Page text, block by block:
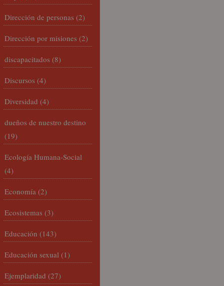
Dirección de personas (2)
Dirección por misiones (2)
discapacitados (8)
Discursos (4)
Diversidad (4)
dueños de nuestro destino
(19)
Ecología Humana-Social
(4)
Economía (2)
Ecosistemas (3)
Educación (143)
Educación sexual (1)
Ejemplaridad (27)